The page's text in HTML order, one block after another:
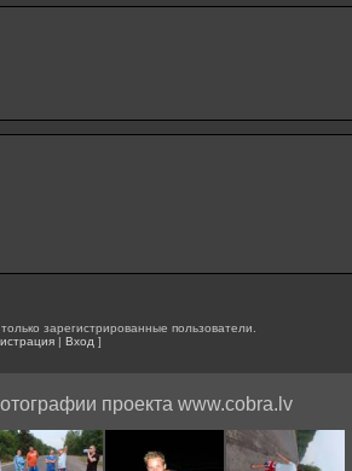
зарегистрированные пользователи.
Вход ]
проекта www.cobra.lv